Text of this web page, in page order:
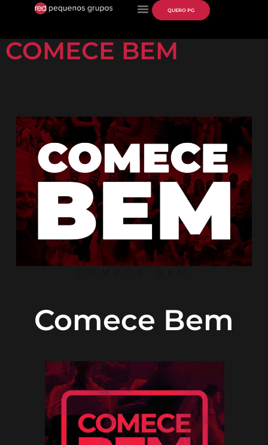
QUERO PG
COMECE BEM
Comece Bem